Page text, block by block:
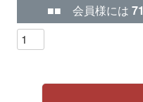
■■ 会員様には 71